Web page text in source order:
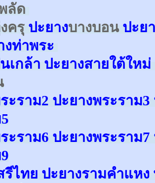
ลัด
ครุ ปะยางบางบอน ปะย
งท่าพระ
เกล้า ปะยางสายใต้ใหม่
ะราม2 ปะยางพระราม3
ะราม6 ปะยางพระราม7
รีไทย ปะยางรามคำแห